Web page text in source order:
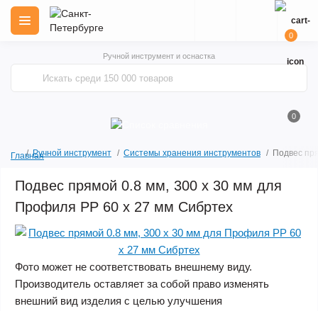
Ручной инструмент и оснастка
0
0
ГлавнаяРучной инструмент Системы хранения инструментов Подвес
Подвес прямой 0.8 мм, 300 х 30 мм для
Профиля РР 60 х 27 мм Сибртех
Фото может не соответствовать внешнему виду.
Производитель оставляет за собой право изменять
внешний вид изделия с целью улучшения